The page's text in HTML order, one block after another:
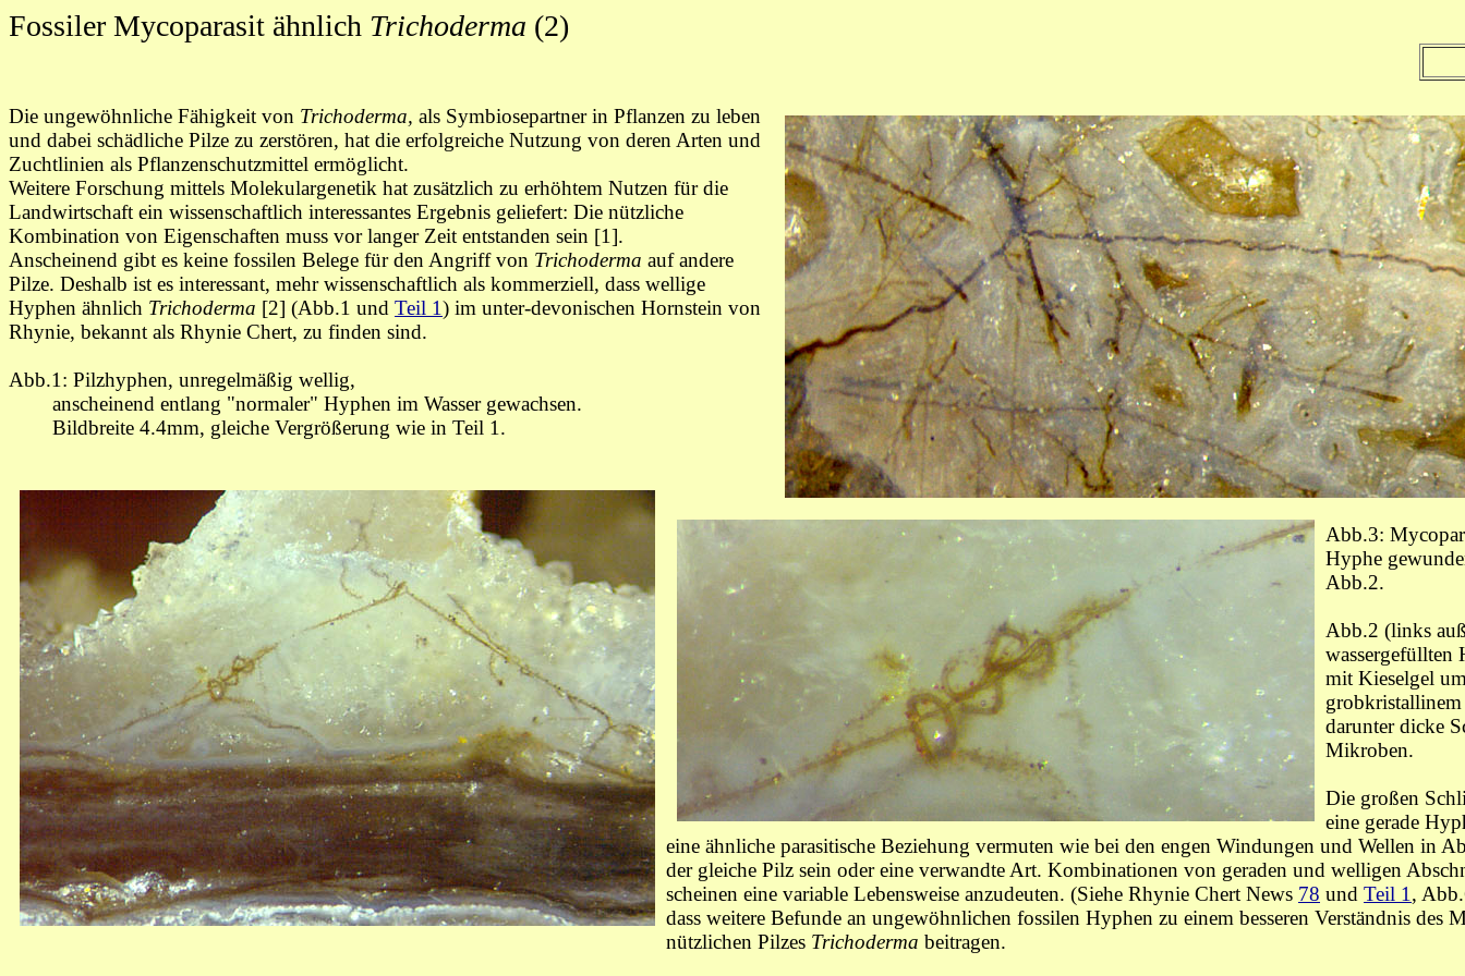
Fossiler Mycoparasit ähnlich Trichoderma (2)
Die ungewöhnliche Fähigkeit von Trichoderma, als Symbiosepartner in Pflanzen zu leben
und dabei schädliche Pilze zu zerstören, hat die erfolgreiche Nutzung von deren Arten und
Zuchtlinien als Pflanzenschutzmittel ermöglicht.
Weitere Forschung mittels Molekulargenetik hat zusätzlich zu erhöhtem Nutzen für die
Landwirtschaft ein wissenschaftlich interessantes Ergebnis geliefert: Die nützliche
Kombination von Eigenschaften muss vor langer Zeit entstanden sein [1].
Anscheinend gibt es keine fossilen Belege für den Angriff von Trichoderma auf andere
Pilze. Deshalb ist es interessant, mehr wissenschaftlich als kommerziell, dass wellige
Hyphen ähnlich Trichoderma [2] (Abb.1 und Teil 1) im unter-devonischen Hornstein von
Rhynie, bekannt als Rhynie Chert, zu finden sind.
Abb.1: Pilzhyphen, unregelmäßig wellig,
anscheinend entlang "normaler" Hyphen im Wasser gewachsen.
Bildbreite 4.4mm, gleiche Vergrößerung wie in Teil 1.
Abb.3:
Hyphe
Abb.2.
Abb.2 (links
wassergefüllten
mit Kieselgel
grobkristallinem
darunter dicke
Mikroben.
Die großen
eine gerade
eine ähnliche parasitische Beziehung vermuten wie bei den engen Windungen und Wellen in
der gleiche Pilz sein oder eine verwandte Art. Kombinationen von geraden und welligen
scheinen eine variable Lebensweise anzudeuten. (Siehe Rhynie Chert News 78 und Teil 1 ,
dass weitere Befunde an ungewöhnlichen fossilen Hyphen zu einem besseren Verständnis des
nützlichen Pilzes Trichoderma beitragen.